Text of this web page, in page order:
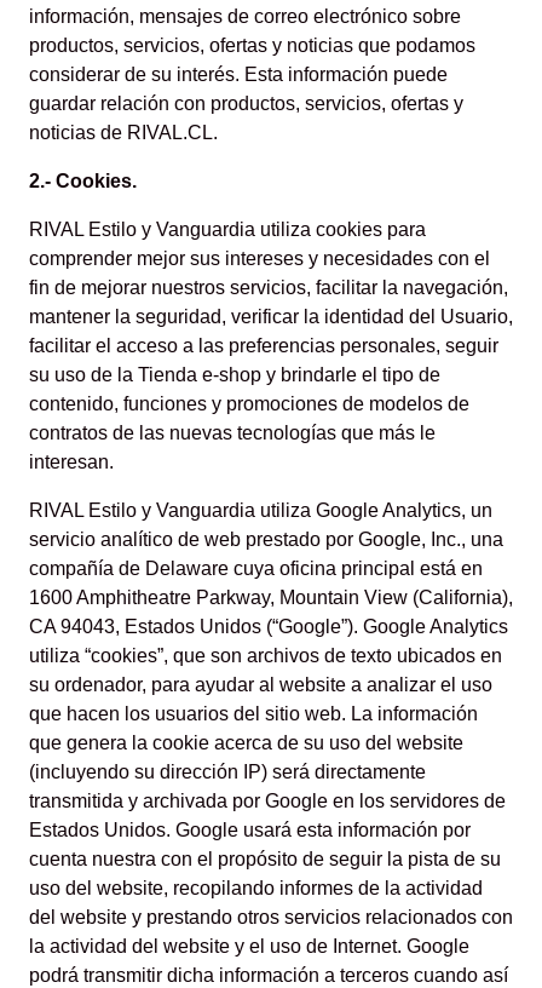
información, mensajes de correo electrónico sobre
productos, servicios, ofertas y noticias que podamos
considerar de su interés. Esta información puede
guardar relación con productos, servicios, ofertas y
noticias de RIVAL.CL.
2.- Cookies.
RIVAL Estilo y Vanguardia utiliza cookies para
comprender mejor sus intereses y necesidades con el
fin de mejorar nuestros servicios, facilitar la navegación,
mantener la seguridad, verificar la identidad del Usuario,
facilitar el acceso a las preferencias personales, seguir
su uso de la Tienda e-shop y brindarle el tipo de
contenido, funciones y promociones de modelos de
contratos de las nuevas tecnologías que más le
interesan.
RIVAL Estilo y Vanguardia utiliza Google Analytics, un
servicio analítico de web prestado por Google, Inc., una
compañía de Delaware cuya oficina principal está en
1600 Amphitheatre Parkway, Mountain View (California),
CA 94043, Estados Unidos (“Google”). Google Analytics
utiliza “cookies”, que son archivos de texto ubicados en
su ordenador, para ayudar al website a analizar el uso
que hacen los usuarios del sitio web. La información
que genera la cookie acerca de su uso del website
(incluyendo su dirección IP) será directamente
transmitida y archivada por Google en los servidores de
Estados Unidos. Google usará esta información por
cuenta nuestra con el propósito de seguir la pista de su
uso del website, recopilando informes de la actividad
del website y prestando otros servicios relacionados con
la actividad del website y el uso de Internet. Google
podrá transmitir dicha información a terceros cuando así